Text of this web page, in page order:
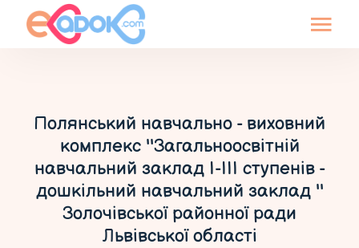
Полянський навчально - виховний
комплекс ''Загальноосвітній
навчальний заклад І-ІІІ ступенів -
дошкільний навчальний заклад ''
Золочівської районної ради
Львівської області